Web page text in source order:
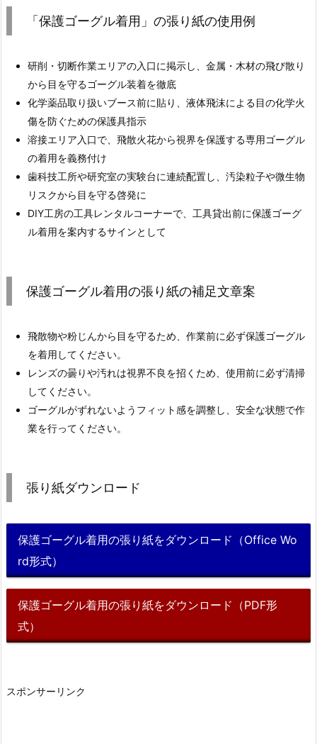
「保護ゴーグル着用」の張り紙の使用例
研削・切断作業エリアの入口に掲示し、金属・木材の飛び散り
から目を守るゴーグル装着を徹底
化学薬品取り扱いブース前に貼り、液体飛沫による目の化学火
傷を防ぐための保護具指示
溶接エリア入口で、飛散火花から視界を保護する専用ゴーグル
の着用を義務付け
歯科技工所や研究室の実験台に連続配置し、汚染粒子や微生物
リスクから目を守る啓発に
DIY工房の工具レンタルコーナーで、工具貸出前に保護ゴーグ
ル着用を案内するサインとして
保護ゴーグル着用の張り紙の補足文章案
飛散物や粉じんから目を守るため、作業前に必ず保護ゴーグル
を着用してください。
レンズの曇りや汚れは視界不良を招くため、使用前に必ず清掃
してください。
ゴーグルがずれないようフィット感を調整し、安全な状態で作
業を行ってください。
張り紙ダウンロード
保護ゴーグル着用の張り紙をダウンロード（Office Wo
rd形式）
保護ゴーグル着用の張り紙をダウンロード（PDF形
式）
スポンサーリンク